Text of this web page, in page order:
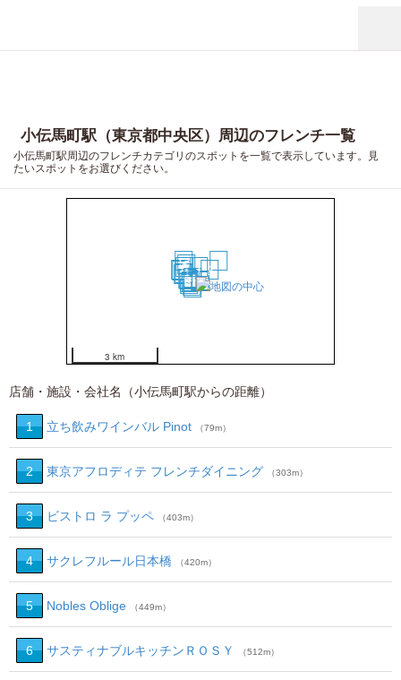
小伝馬町駅（東京都中央区）周辺のフレンチ一覧
小伝馬町駅周辺のフレンチカテゴリのスポットを一覧で表示しています。見
たいスポットをお選びください。
1 2
3
45
6
7
8
9
10
1112
13
14
15
16
17
18
19
20
3 km
店舗・施設・会社名（小伝馬町駅からの距離）
1 立ち飲みワインバル Pinot （79m）
2 東京アフロディテ フレンチダイニング （303m）
3 ビストロ ラ プッペ （403m）
4 サクレフルール日本橋 （420m）
5 Nobles Oblige （449m）
6 サスティナブルキッチンＲＯＳＹ （512m）